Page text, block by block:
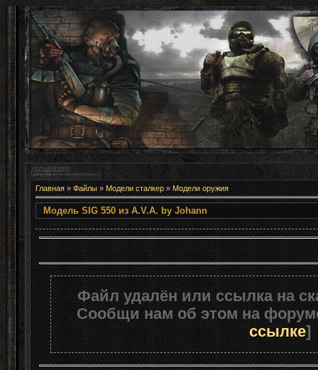
Главная» Файлы» Модели сталкер» Модели оружия
Модель SIG 550 из A.V.A.
Файл удалён или ссылка на
Сообщи нам об этом на
ссылке]